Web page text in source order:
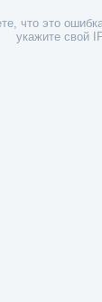
что это
укажите свой